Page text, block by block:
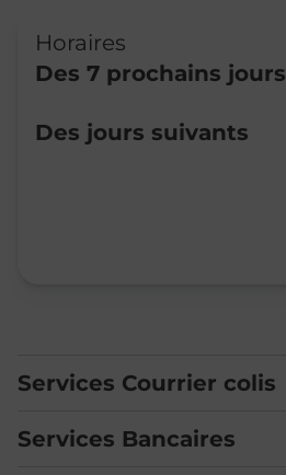
Horaires
Des 7 prochains jours
Lundi
Fermé
Des jours suivants
Services Courrier colis
Services Bancaires